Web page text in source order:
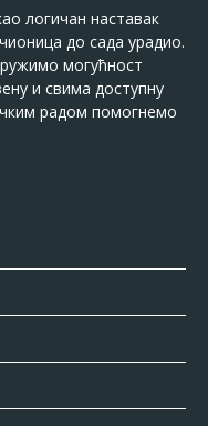
логичан наставак
до сада урадио.
могућност
и свима доступну
радом помогнемо